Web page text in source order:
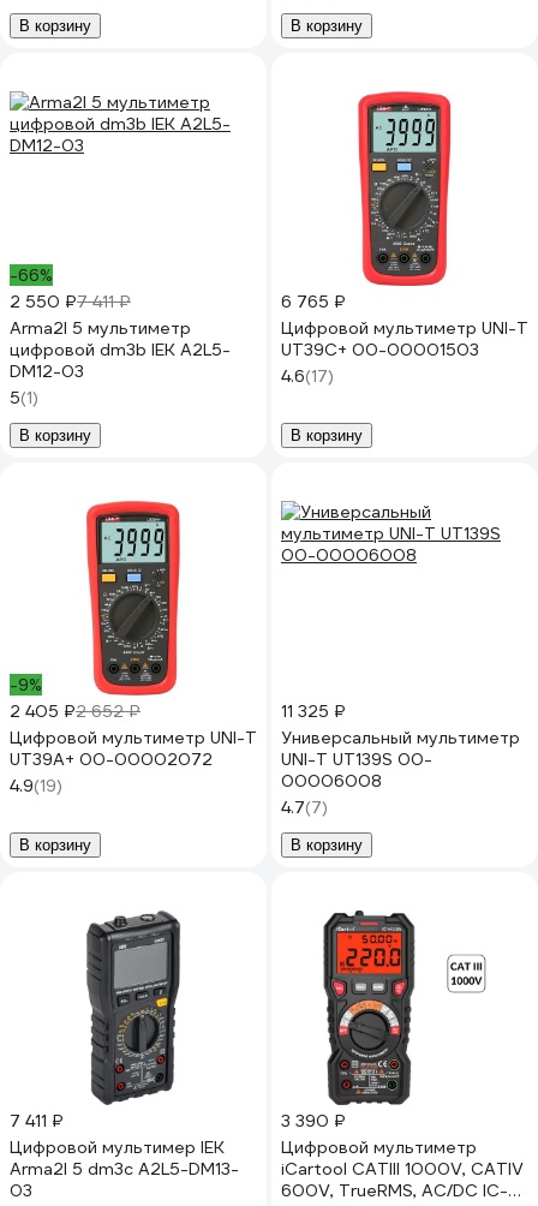
В корзину В корзину
-66%
2 550 ₽7 411 ₽
Arma2l 5 мультиметр
цифровой dm3b IEK A2L5-
DM12-03
5(1)
В корзину
6 765 ₽
Цифровой мультиметр UNI-T
UT39C+ 00-00001503
4.6(17)
В корзину
-9%
2 405 ₽2 652 ₽
Цифровой мультиметр UNI-T
UT39A+ 00-00002072
4.9(19)
В корзину
11 325 ₽
Универсальный мультиметр
UNI-T UT139S 00-
00006008
4.7(7)
В корзину
7 411 ₽
Цифровой мультимер IEK
Arma2l 5 dm3c A2L5-DM13-
03
3 390 ₽
Цифровой мультиметр
iCartool CATIII 1000V, СATIV
600V, TrueRMS, AC/DC IC-